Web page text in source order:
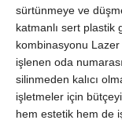
sürtünmeye ve
katmanlı sert plastik
kombinasyonu
işlenen oda
silinmeden kalıcı
işletmeler için
hem estetik hem de